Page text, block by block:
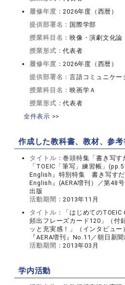
履修年度： 2026年度（西暦）
提供部署名： 国際学部
授業科目名：映像・演劇文化論
授業形式：代表者
履修年度： 2026年度（西暦）
提供部署名：言語コミュニケー
授業科目名：映画学Ａ
授業形式：代表者
全件表示 >>
作成した教科書、教材、参考
タイトル：巻頭特集「書き写す
「TOEIC「筆写」練習帳」
English』特別特集 書き写すだ
English』(AERA増刊）／第48
出版
活動期間： 2013年11月
タイトル：
「はじめての
頻出フレーズカード120」（
ッと充実感！」（インタビュー
『AERA増刊』No.11／朝日新
活動期間： 2013年03月
学内活動